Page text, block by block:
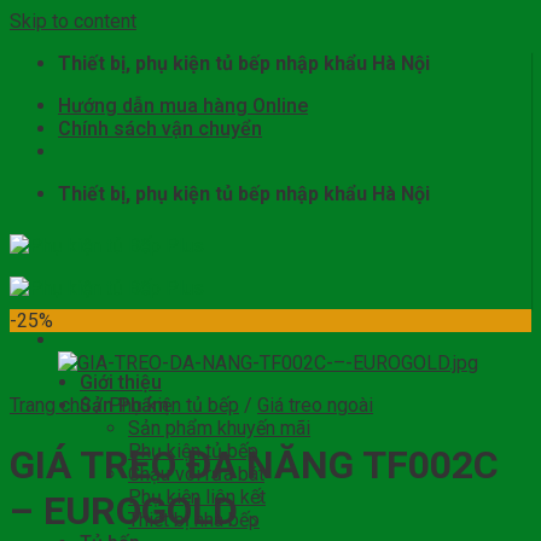
Skip to content
Thiết bị, phụ kiện tủ bếp nhập khẩu Hà Nội
Hướng dẫn mua hàng Online
Chính sách vận chuyển
Thiết bị, phụ kiện tủ bếp nhập khẩu Hà Nội
Giới thiệu
Sản Phẩm
Sản phẩm khuyến mãi
Phụ kiện tủ bếp
Chậu vòi rửa bát
Phụ kiện liên kết
Thiết bị nhà bếp
-25%
Trang chủ / Phụ kiện tủ bếp / Giá treo ngoài
GIÁ TREO ĐA NĂNG TF002C
– EUROGOLD